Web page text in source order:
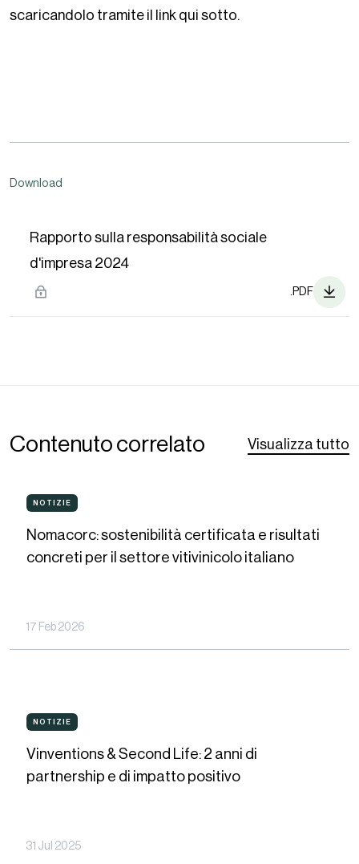
scaricandolo tramite il link qui sotto.
Download
Rapporto sulla responsabilità sociale
d'impresa 2024
.PDF
Contenuto correlato Visualizza tutto
Nomacorc:
sostenibilità
certificata
concreti
vitivinicolo
italiano
NOTIZIE
NOTIZIE
Nomacorc: sostenibilità certificata e risultati
concreti per il settore vitivinicolo italiano
17 Feb 2026
Vinventions
&amp;
Second
Life:
anni
NOTIZIE
NOTIZIE
Vinventions & Second Life: 2 anni di
partnership e di impatto positivo
31 Jul 2025